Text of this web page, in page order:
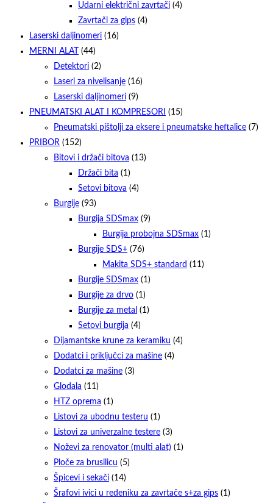
Udarni električni zavrtači (4)
Zavrtači za gips (4)
Laserski daljinomeri (16)
MERNI ALAT
(44)
Detektori (2)
Laseri za nivelisanje (16)
Laserski daljinomeri (9)
PNEUMATSKI ALAT I KOMPRESORI
(15)
Pneumatski pištolji za eksere i pneumatske heftalice (7)
PRIBOR (152)
Bitovi i držači bitova (13)
Držači bita (1)
Setovi bitova (4)
Burgije (93)
Burgija SDSmax (9)
Burgija probojna SDSmax (1)
Burgije SDS+ (76)
Makita SDS+ standard (11)
Burgije SDSmax (1)
Burgije za drvo (1)
Burgije za metal (1)
Setovi burgija (4)
Dijamantske krune za keramiku (4)
Dodatci i priključci za mašine (4)
Dodatci za mašine (3)
Glodala (11)
HTZ oprema (1)
Listovi za ubodnu testeru (1)
Listovi za univerzalne testere (3)
Noževi za renovator (multi alat) (1)
Ploče za brusilicu (5)
Špicevi i sekači (14)
Šrafovi ivici u redeniku za zavrtače s+za gips (1)